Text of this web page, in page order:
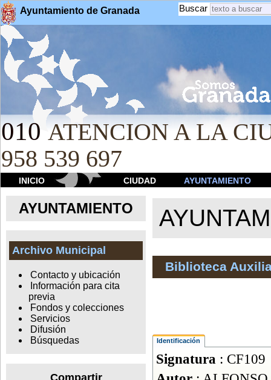
Ayuntamiento de Granada Buscar
010 ATENCION A LA
958 539 697
INICIO CIUDAD AYUNTAMIENTO
AYUNTAMIENTO
Archivo Municipal
Contacto y ubicación
Información para cita
previa
Fondos y colecciones
Servicios
Difusión
Búsquedas
Compartir
Biblioteca
Identificación
Signatura : CF109